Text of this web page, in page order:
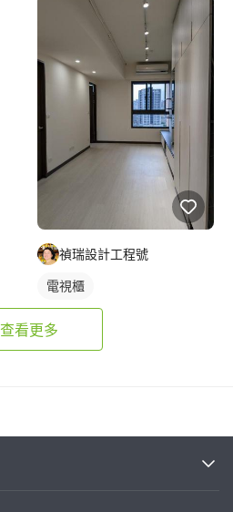
禎瑞設計工程號
電視櫃
查看更多